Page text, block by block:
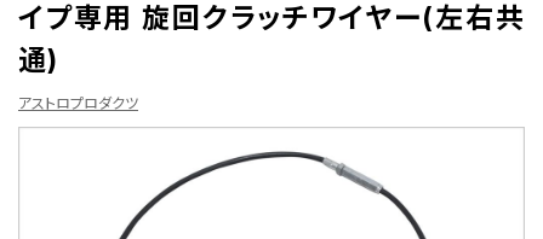
イプ専用 旋回クラッチワイヤー(左右共
通)
アストロプロダクツ